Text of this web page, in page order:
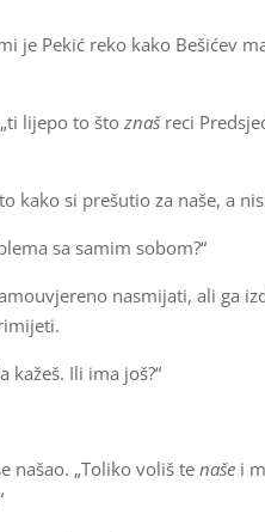
je Pekić reko kako Bešićev
„ti lijepo to štoznašreci
kako si prešutio za naše, a
sa samim sobom?“
nasmijati, ali ga
kažeš. Ili ima još?“
našao. „Toliko voliš tenaše i